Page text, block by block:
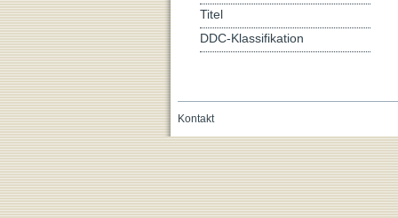
Titel
DDC-Klassifikation
Kontakt